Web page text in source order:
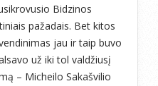
Bidzinos
pažadais. Bet kitos
jau ir taip buvo
už iki tol valdžiusį
– Micheilo Sakašvilio